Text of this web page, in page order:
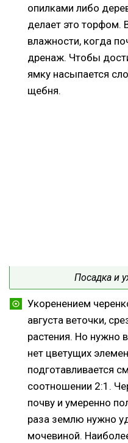
опилками либо
делает это торфом.
влажности, когда
дренаж. Чтобы
ямку насыпается
щебня.
Посадка и
Укоренением
августа веточки,
растения. Но нужно
нет цветущих
подготавливается
соотношении 2:1.
почву и умеренно
раза землю нужно
мочевиной.